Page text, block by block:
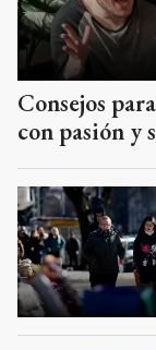
Consejos
con pasión y